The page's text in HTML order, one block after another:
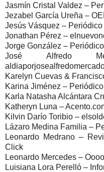
Jasmín Cristal Valdez –
Jezabel García Ureña –
Jesús Vásquez –
Jonathan Pérez –
Jorge González –
José Alfredo
Karelyn Cuevas &
Karina Jiménez –
Karla Natasha Alcántara
Katheryn Luna –
Kilvin Darío Toribio –
Lázaro Medina Familia –
Leonardo Medrano –
Click
Leonardo Mercedes –
Luisiana Lora Perelló –